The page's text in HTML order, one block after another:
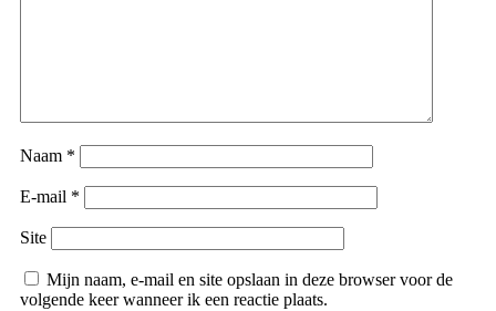
Naam *
E-mail *
Site
Mijn naam, e-mail en site opslaan in deze browser voor de
volgende keer wanneer ik een reactie plaats.